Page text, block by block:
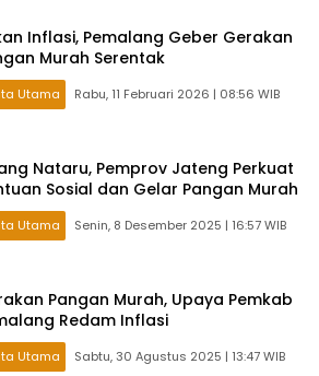
Inflasi, Pemalang Geber Gerakan
Murah Serentak
Utama Rabu, 11 Februari 2026 | 08:56 WIB
Nataru, Pemprov Jateng Perkuat
Sosial dan Gelar Pangan Murah
Utama Senin, 8 Desember 2025 | 16:57 WIB
Pangan Murah, Upaya Pemkab
Redam Inflasi
Utama Sabtu, 30 Agustus 2025 | 13:47 WIB